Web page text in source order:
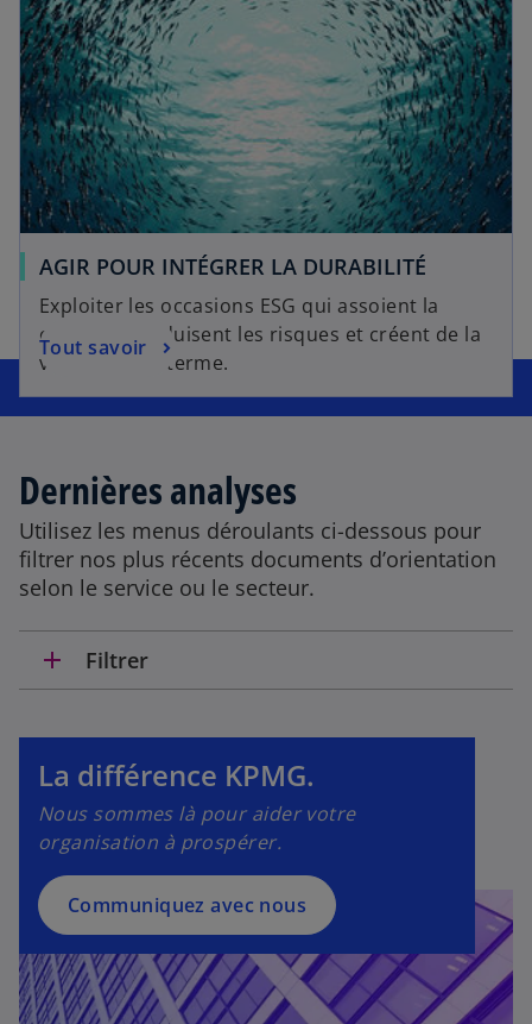
AGIR POUR INTÉGRER LA DURABILITÉ
Exploiter les occasions ESG qui assoient la
confiance, réduisent les risques et créent de la
valeur à long terme.
Tout savoir
Dernières analyses
Utilisez les menus déroulants ci-dessous pour
filtrer nos plus récents documents d’orientation
selon le service ou le secteur.
add Filtrer
La différence KPMG.
Nous sommes là pour aider votre
organisation à prospérer.
Communiquez avec nous
s
u
r
a
n
s
n
o
u
v